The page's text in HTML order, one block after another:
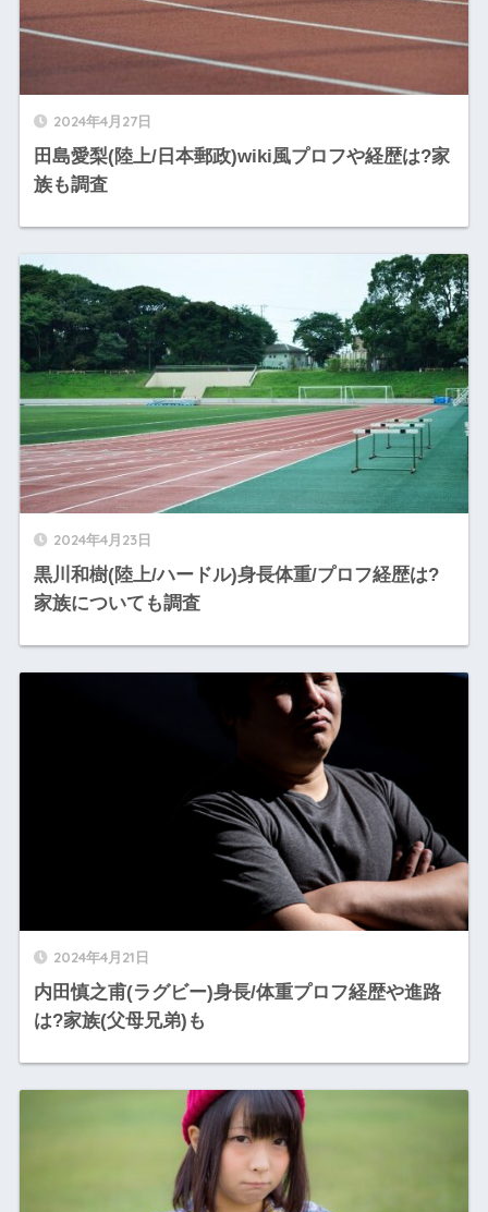
2024年4月27日
田島愛梨(陸上/日本郵政)wiki風プロフや経歴は?家
族も調査
2024年4月23日
黒川和樹(陸上/ハードル)身長体重/プロフ経歴は?
家族についても調査
2024年4月21日
内田慎之甫(ラグビー)身長/体重プロフ経歴や進路
は?家族(父母兄弟)も